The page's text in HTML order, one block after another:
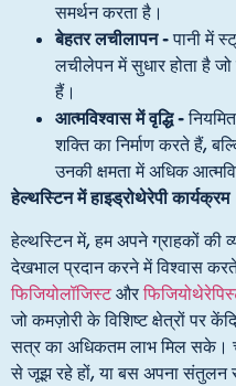
समर्थन करता है।
बेहतर लचीलापन -पानी में
लचीलेपन में सुधार होता है
हैं।
आत्मविश्वास में वृद्धि -
शक्ति का निर्माण करते हैं,
उनकी क्षमता में अधिक
हेल्थस्टिन में हाइड्रोथेरेपी कार्यक्रम
हेल्थस्टिन में, हम अपने ग्राहकों की
देखभाल प्रदान करने में विश्वास
फिजियोलॉजिस्टऔर
जो कमज़ोरी के विशिष्ट क्षेत्रों पर
सत्र का अधिकतम लाभ मिल सके।
से जूझ रहे हों, या बस अपना संतुलन